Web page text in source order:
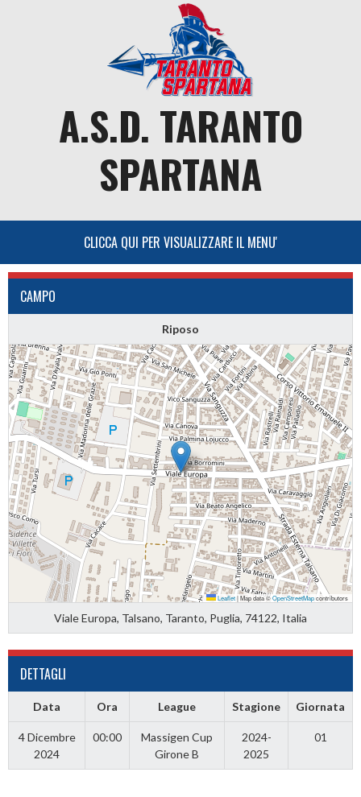
A.S.D. TARANTO
SPARTANA
CAMPO
Riposo
Leaflet|Map data ©OpenStreetMapcontributors
Viale Europa, Talsano, Taranto, Puglia, 74122, Italia
DETTAGLI
Data Ora League Stagione Giornata
4 Dicembre
2024
00:00
Massigen Cup
Girone B
2024-
2025
01